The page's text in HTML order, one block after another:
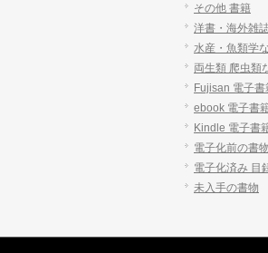
その他 書籍
洋書・海外雑
水産・魚類学
両生類 爬虫類
Fujisan 電子書
ebook 電子書
Kindle 電子書
電子化前の書物
電子化済み 目
未入手の書物